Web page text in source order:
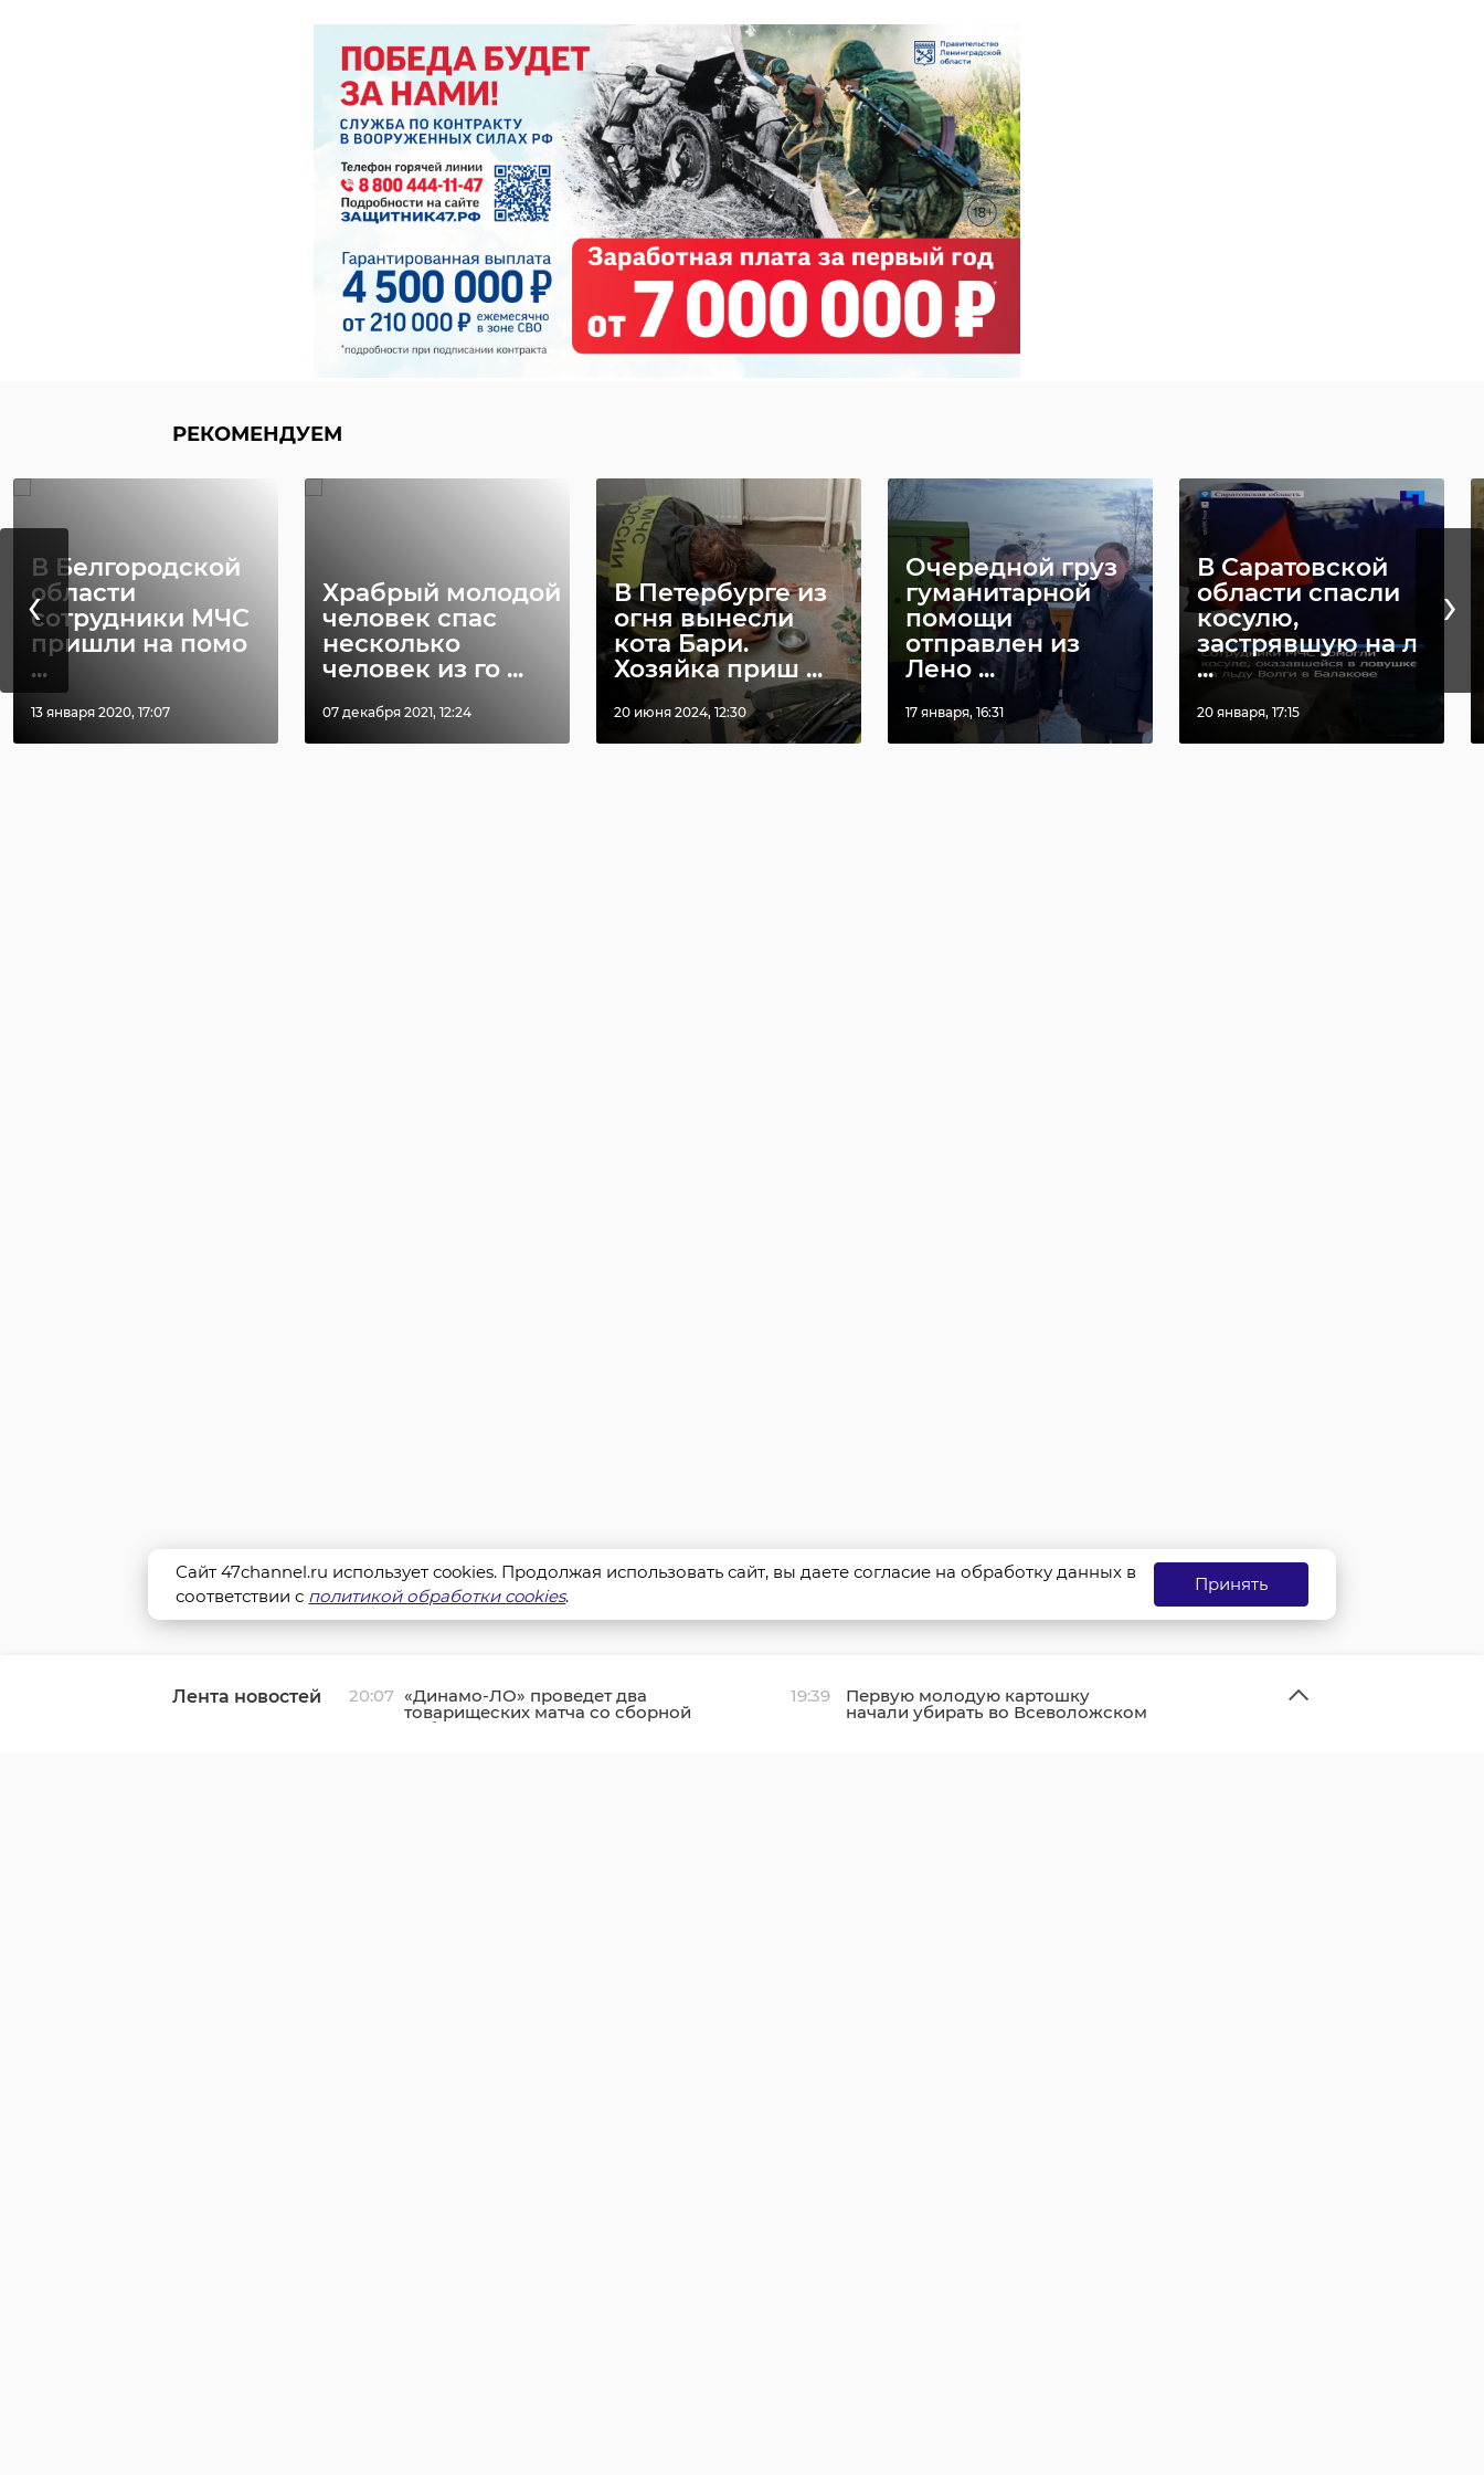
РЕКОМЕНДУЕМ
В Белгородской
области
сотрудники МЧС
пришли на помо
...
13 января 2020, 17:07
Храбрый молодой
человек спас
несколько
человек из го ...
07 декабря 2021, 12:24
В Петербурге из
огня вынесли
кота Бари.
Хозяйка приш ...
20 июня 2024, 12:30
Очередной груз
гуманитарной
помощи
отправлен из
Лено ...
17 января, 16:31
В Саратовской
области спасли
косулю,
застрявшую на л
...
20 января, 17:15
‹ ›
Лента новостей 20:07 «Динамо-ЛО» проведет два
товарищеских матча со сборной
Кубы в Сосновом Бору
19:39 Первую молодую картошку
начали убирать во Всеволожском
Сайт 47channel.ru использует cookies. Продолжая использовать сайт, вы даете согласие на обработку данных в
соответствии с политикой обработки cookies.
Принять